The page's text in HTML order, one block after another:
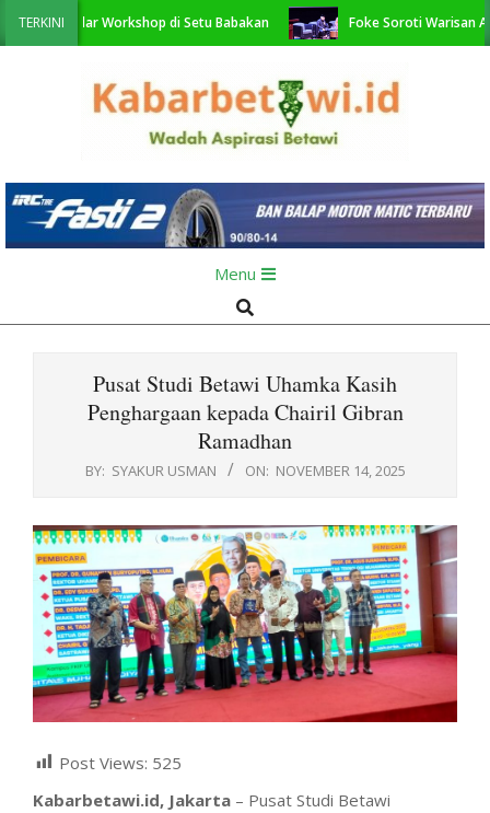
Skip
to
TERKINI
Gelar Workshop di Setu Babakan Foke Soroti Warisan Ali
KabarBetawi.id
Menu
Menu
Search
Pusat Studi Betawi Uhamka Kasih
Penghargaan kepada Chairil Gibran
Ramadhan
BY: SYAKUR USMAN ON: NOVEMBER 14, 2025
Post Views: 525
Kabarbetawi.id, Jakarta – Pusat Studi Betawi